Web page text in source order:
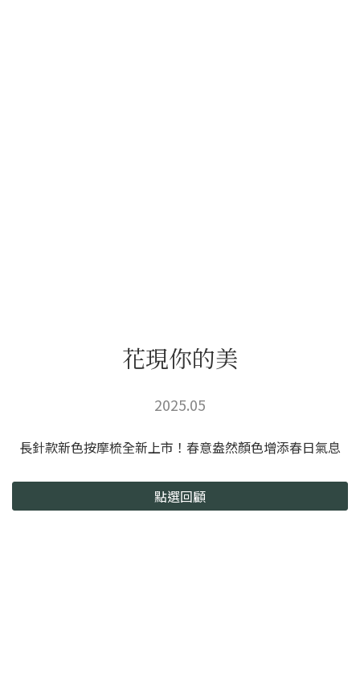
花現你的美
2025.05
長針款新色按摩梳全新上市！春意盎然顏色增添春日氣息
點選回顧